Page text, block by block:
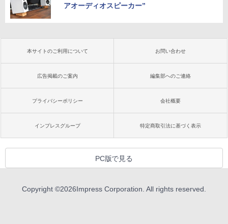
アオーディオスピーカー”
本サイトのご利用について お問い合わせ
広告掲載のご案内 編集部へのご連絡
プライバシーポリシー 会社概要
インプレスグループ 特定商取引法に基づく表示
PC版で見る
Copyright ©2026Impress Corporation. All rights reserved.